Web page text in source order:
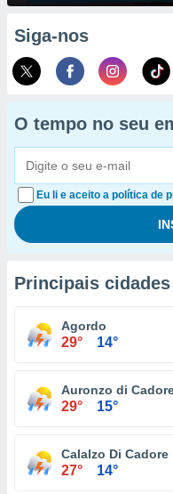
Siga-nos
O tempo no seu
Eu li e aceito a política de
Principais cidades
Agordo
29° 14°
Auronzo di
29° 15°
Calalzo Di Cadore
27° 14°